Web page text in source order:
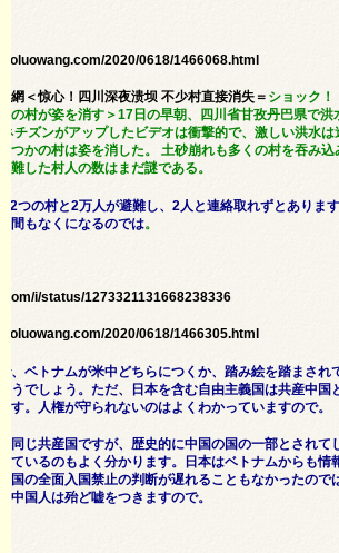
2020/0618/1466068.html
網＜惊心！四川深夜溃坝 不少村直接消失＝ ショック！
村が姿を消す＞17日の早朝、四川省甘孜丹巴県で洪
チズンがアップしたビデオは衝撃的で、激しい洪水は
つかの村は姿を消した。 土砂崩れも多くの村を吞み込
難した村人の数はまだ謎である。
2つの村と2万人が避難し、2人と連絡取れずとありま
間もなくになるのでは。
i/status/1273321131668238336
2020/0618/1466305.html
、ベトナムが米中どちらにつくか、踏み絵を踏まされ
うでしょう。ただ、日本を含む自由主義国は共産中国
す。人権が守られないのはよくわかっていますので。
同じ共産国ですが、歴史的に中国の国の一部とされて
ているのもよく分かります。日本はベトナムからも情
国の全面入国禁止の判断が遅れることもなかったので
中国人は殆ど嘘をつきますので。